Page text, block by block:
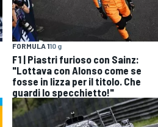
FORMULA 110 g
F1 | Piastri furioso con Sainz:
"Lottava con Alonso come se
fosse in lizza per il titolo. Che
guardi lo specchietto!"